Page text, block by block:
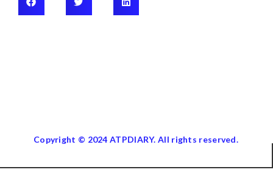
Copyright © 2024 ATPDIARY. All rights reserved.